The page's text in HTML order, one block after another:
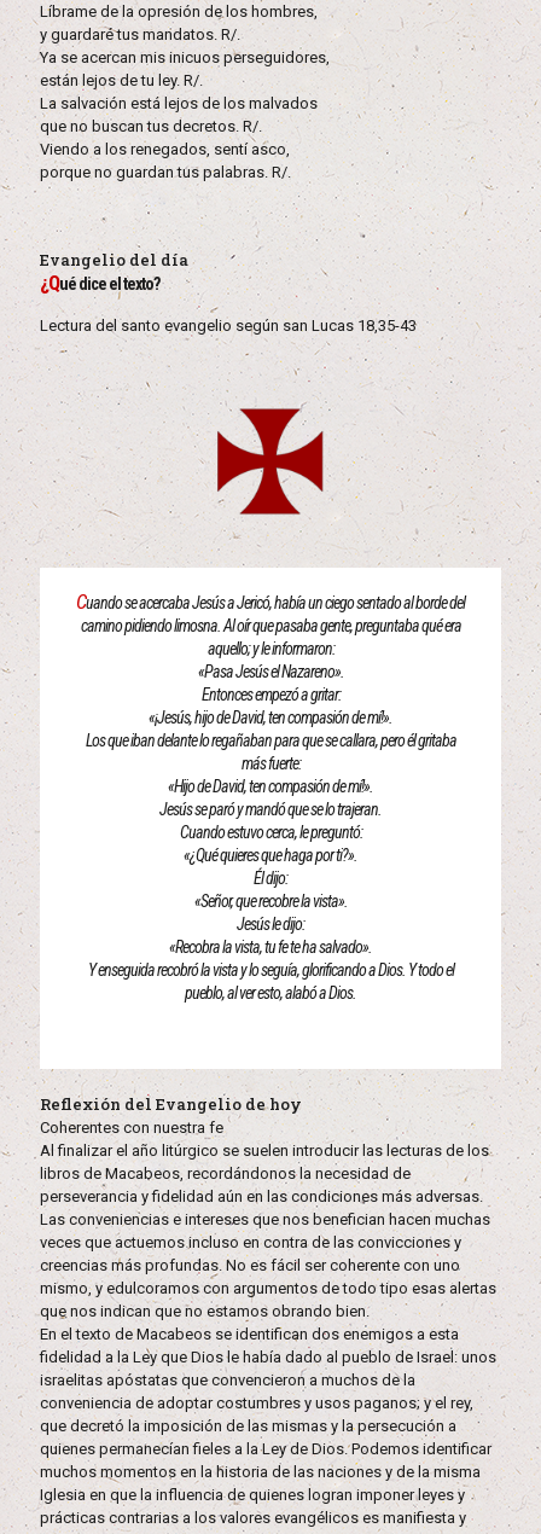
Líbrame de la opresión de los hombres,
y guardaré tus mandatos. R/.
Ya se acercan mis inicuos perseguidores,
están lejos de tu ley. R/.
La salvación está lejos de los malvados
que no buscan tus decretos. R/.
Viendo a los renegados, sentí asco,
porque no guardan tus palabras. R/.
Evangelio del día
¿Qué dice el texto?
Lectura del santo evangelio según san Lucas 18,35-43
Cuando se acercaba Jesús a Jericó, había un ciego sentado al borde del
camino pidiendo limosna. Al oír que pasaba gente, preguntaba qué era
aquello; y le informaron:
«Pasa Jesús el Nazareno».
Entonces empezó a gritar:
«¡Jesús, hijo de David, ten compasión de mí!».
Los que iban delante lo regañaban para que se callara, pero él gritaba
más fuerte:
«Hijo de David, ten compasión de mí!».
Jesús se paró y mandó que se lo trajeran.
Cuando estuvo cerca, le preguntó:
«¿Qué quieres que haga por ti?».
Él dijo:
«Señor, que recobre la vista».
Jesús le dijo:
«Recobra la vista, tu fe te ha salvado».
Y enseguida recobró la vista y lo seguía, glorificando a Dios. Y todo el
pueblo, al ver esto, alabó a Dios.
Reflexión del Evangelio de hoy
Coherentes con nuestra fe
Al finalizar el año litúrgico se suelen introducir las lecturas de los
libros de Macabeos, recordándonos la necesidad de
perseverancia y fidelidad aún en las condiciones más adversas.
Las conveniencias e intereses que nos benefician hacen muchas
veces que actuemos incluso en contra de las convicciones y
creencias más profundas. No es fácil ser coherente con uno
mismo, y edulcoramos con argumentos de todo tipo esas alertas
que nos indican que no estamos obrando bien.
En el texto de Macabeos se identifican dos enemigos a esta
fidelidad a la Ley que Dios le había dado al pueblo de Israel: unos
israelitas apóstatas que convencieron a muchos de la
conveniencia de adoptar costumbres y usos paganos; y el rey,
que decretó la imposición de las mismas y la persecución a
quienes permanecían fieles a la Ley de Dios. Podemos identificar
muchos momentos en la historia de las naciones y de la misma
Iglesia en que la influencia de quienes logran imponer leyes y
prácticas contrarias a los valores evangélicos es manifiesta y